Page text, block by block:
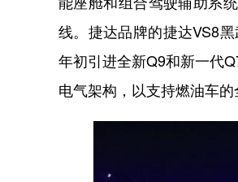
线。捷达品牌的捷达VS8
年初引进全新Q9和新一代
电气架构，以支持燃油车的